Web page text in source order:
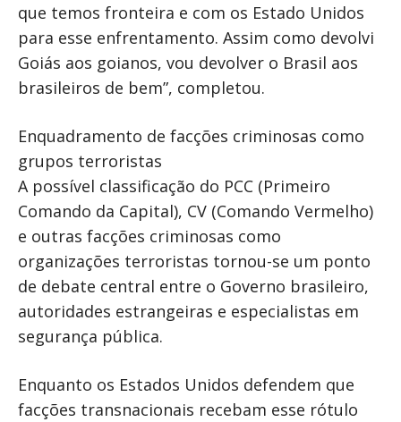
que temos fronteira e com os Estado Unidos
para esse enfrentamento. Assim como devolvi
Goiás aos goianos, vou devolver o Brasil aos
brasileiros de bem”, completou.
Enquadramento de facções criminosas como
grupos terroristas
A possível classificação do PCC (Primeiro
Comando da Capital), CV (Comando Vermelho)
e outras facções criminosas como
organizações terroristas tornou-se um ponto
de debate central entre o Governo brasileiro,
autoridades estrangeiras e especialistas em
segurança pública.
Enquanto os Estados Unidos defendem que
facções transnacionais recebam esse rótulo